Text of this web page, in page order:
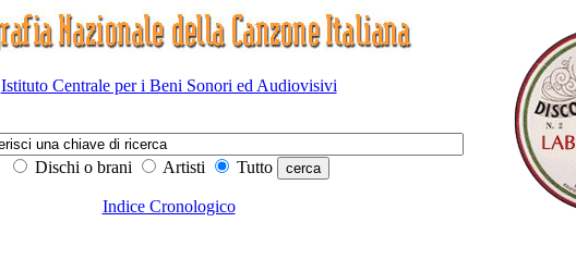
Istituto Centrale per i Beni Sonori ed Audiovisivi
Dischi o brani
Artisti Tutto
Indice Cronologico